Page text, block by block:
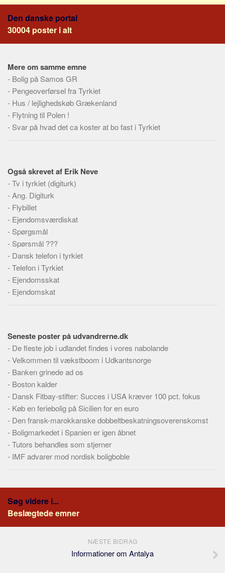
Job
Virksomhed
Investering
Forbrug
Social sikring og sundhed
Transport
Alle
Aspekter
Jura og regler
Skatter og afgifter
Statistik
Praktisk
Alle
Meta
Dokumenttyper
Emner
Steder
Kilder
Om
Webstedet
Forhistorien
Redigering
Tekstannoncer
Bannere
Den danske portal
30004 poster i alt
Mere om samme emne
- Bolig på Samos GR
- Pengeoverførsel fra Tyrkiet
- Hus / lejlighedskøb Grækenland
- Flytning til Polen !
- Svar på hvad det ca koster at bo fast i Tyrkiet
Også skrevet af Erik Neve
-Tv i tyrkiet (digiturk)
-Ang. Digiturk
- Flybillet
- Ejendomsværdiskat
- Spørgsmål
- Spørsmål ???
- Dansk telefon i tyrkiet
-Telefon i Tyrkiet
- Ejendomsskat
- Ejendomskat
Seneste poster på udvandrerne.dk
- De fleste job i udlandet findes i vores nabolande
-Velkommen til vækstboom i Udkantsnorge
- Banken grinede ad os
- Boston kalder
- Dansk Fitbay-stifter: Succes i USA kræver 100 pct. fokus
- Køb en feriebolig på Sicilien for en euro
- Den fransk-marokkanske dobbeltbeskatningsoverenskomst
- Boligmarkedet i Spanien er igen åbnet
-Tutors behandles som stjerner
- IMF advarer mod nordisk boligboble
Søg videre i...
Beslægtede emner
NÆSTE BIDRAG
Informationer om Antalya